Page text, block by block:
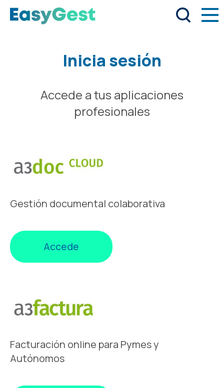
Inicia sesión
Accede a tus aplicaciones
profesionales
Gestión documental colaborativa
Accede
Facturación online para Pymes y
Autónomos